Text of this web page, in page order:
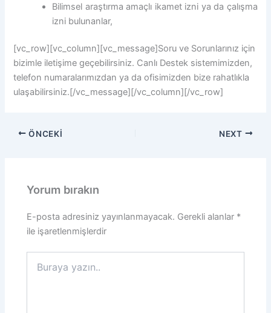
Bilimsel araştırma amaçlı ikamet izni ya da çalışma
izni bulunanlar,
[vc_row][vc_column][vc_message]Soru ve Sorunlarınız için
bizimle iletişime geçebilirsiniz. Canlı Destek sistemimizden,
telefon numaralarımızdan ya da ofisimizden bize rahatlıkla
ulaşabilirsiniz.[/vc_message][/vc_column][/vc_row]
ÖNCEKI NEXT
Yorum bırakın
E-posta adresiniz yayınlanmayacak. Gerekli alanlar *
ile işaretlenmişlerdir
yazın..